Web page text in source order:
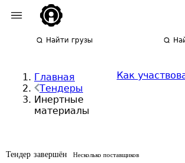
Найти грузы
Главная
Тендеры
Инертные
материалы
Как
Тендер завершён Несколько поставщиков